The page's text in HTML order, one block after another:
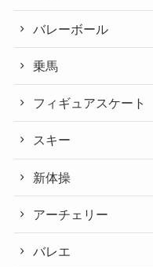
バレーボール
乗馬
フィギュアスケート
スキー
新体操
アーチェリー
バレエ